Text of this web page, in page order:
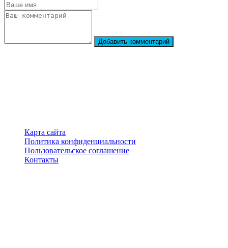
Добавить комментарий
Карта сайта
Политика конфиденциальности
Пользовательское соглашение
Контакты